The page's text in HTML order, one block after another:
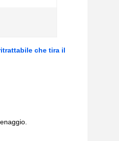
che tira il